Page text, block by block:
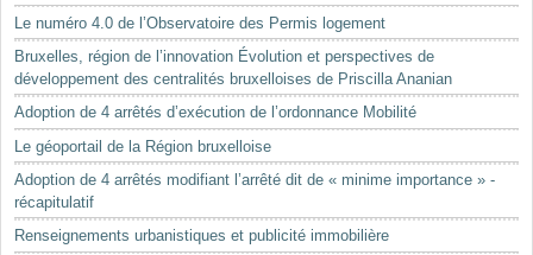
Le numéro 4.0 de l’Observatoire des Permis logement
Bruxelles, région de l’innovation Évolution et perspectives de
développement des centralités bruxelloises de Priscilla Ananian
Adoption de 4 arrêtés d’exécution de l’ordonnance Mobilité
Le géoportail de la Région bruxelloise
Adoption de 4 arrêtés modifiant l’arrêté dit de « minime importance » -
récapitulatif
Renseignements urbanistiques et publicité immobilière